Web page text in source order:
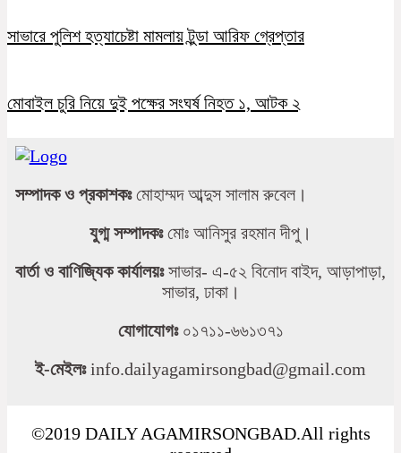
সাভারে পুলিশ হত্যাচেষ্টা মামলায় টুন্ডা আরিফ গ্রেপ্তার
মোবাইল চুরি নিয়ে দুই পক্ষের সংঘর্ষ নিহত ১, আটক ২
সম্পাদক ও প্রকাশকঃমোহাম্মদ আব্দুস সালাম রুবেল।
যুগ্ম সম্পাদকঃমোঃ আনিসুর রহমান দীপু।
বার্তা ও বাণিজ্যিক কার্যালয়ঃসাভার- এ-৫২ বিনোদ বাইদ, আড়াপাড়া,
সাভার, ঢাকা।
যোগাযোগঃ০১৭১১-৬৬১৩৭১
ই-মেইলঃinfo.dailyagamirsongbad@gmail.com
©2019 DAILY AGAMIRSONGBAD.All rights